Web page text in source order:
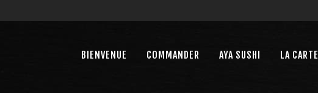
BIENVENUE COMMANDER AYA SUSHI LA CARTE